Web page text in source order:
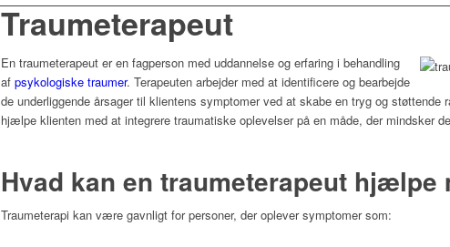
Traumeterapeut
En traumeterapeut er en fagperson med uddannelse og erfaring i behandling
af psykologiske traumer. Terapeuten arbejder med at identificere og bearbejde
de underliggende årsager til klientens symptomer ved at skabe en tryg og
hjælpe klienten med at integrere traumatiske oplevelser på en måde, der mindsker
Hvad kan en traumeterapeut hjælpe
Traumeterapi kan være gavnligt for personer, der oplever symptomer som: